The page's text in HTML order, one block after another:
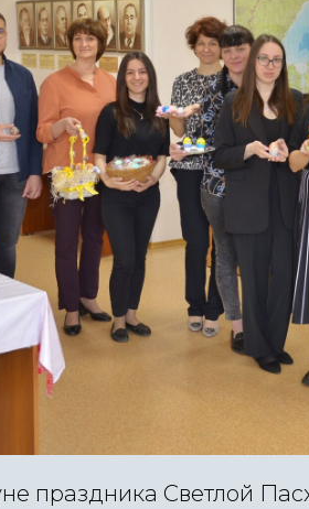
праздника Светлой